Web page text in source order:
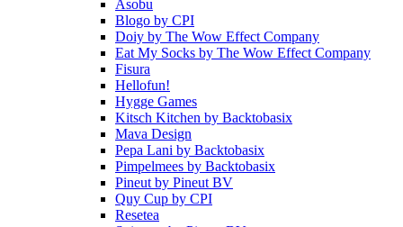
Asobu
Blogo by CPI
Doiy by The Wow Effect Company
Eat My Socks by The Wow Effect Company
Fisura
Hellofun!
Hygge Games
Kitsch Kitchen by Backtobasix
Mava Design
Pepa Lani by Backtobasix
Pimpelmees by Backtobasix
Pineut by Pineut BV
Quy Cup by CPI
Resetea